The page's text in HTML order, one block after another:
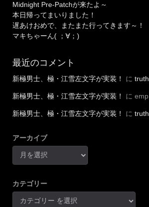
Midnight Pre-Patchが来たよ～
本日帰ってまいりました！
遅あけおめで、またまた行ってきます～！
マキちゃーん( ；∀；)
最近のコメント
新極男士、極・江雪左文字が実装！ に truth
新極男士、極・江雪左文字が実装！ に emp
新極男士、極・江雪左文字が実装！ に truth
アーカイブ
カテゴリー